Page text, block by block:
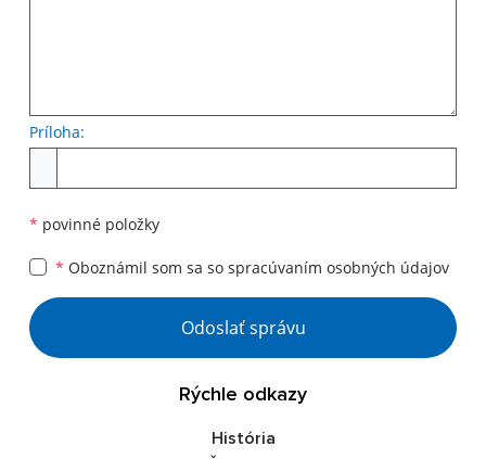
Príloha:
* povinné položky
* Oboznámil som sa so spracúvaním osobných údajov
Google reCaptcha Response
Odoslať správu
Rýchle odkazy
História